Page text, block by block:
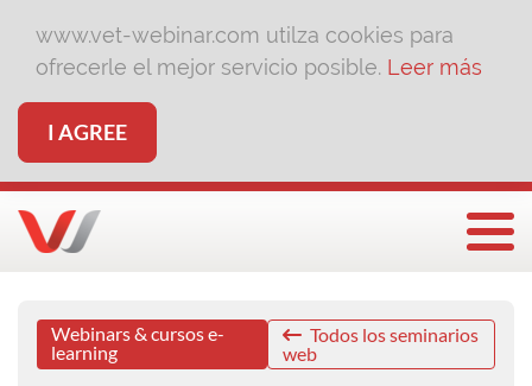
www.vet-webinar.com utilza cookies para
ofrecerle el mejor servicio posible. Leer más
I AGREE
Webinars & cursos e-
learning
Todos los seminarios
web